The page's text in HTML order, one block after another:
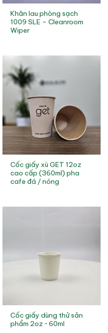
Khăn lau phòng sạch
1009 SLE – Cleanroom
Wiper
Cốc giấy xù GET 12oz
cao cấp (360ml) pha
cafe đá / nóng
Cốc giấy dùng thử sản
phẩm 2oz ~ 60ml